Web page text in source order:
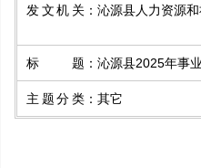
发文机关 ： 沁源县人力资源
标题 ： 沁源县2025年事
主题分类 ： 其它